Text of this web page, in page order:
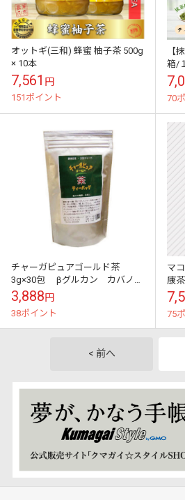
オットギ(三和) 蜂蜜 柚子茶 500g
× 10本
7,561 円
151ポイント
【
箱/
70
チャーガピュアゴールド茶
3g×30包 βグルカン カバノア
ナタケ 株式会社ピュアワンイ
ンターナショナル
3,888円
38ポイント
マ
康
バ
75
< 前へ